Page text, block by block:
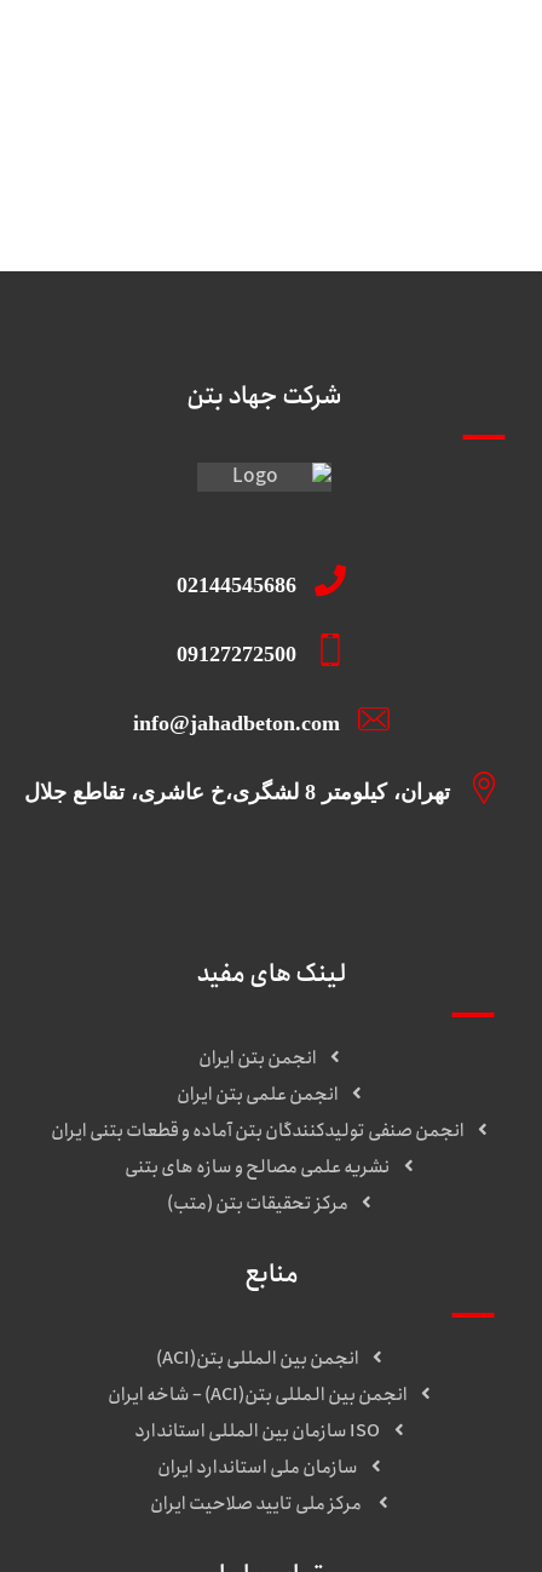
شرکت جهاد بتن
02144545686
09127272500
info@jahadbeton.com
تهران، کیلومتر 8 لشگری،خ عاشری، تقاطع جلال
لینک های مفید
انجمن بتن ایران
انجمن علمی بتن ایران
انجمن صنفی تولیدکنندگان بتن آماده و قطعات بتنی ایران
نشریه علمی مصالح و سازه های بتنی
مرکز تحقیقات بتن (متب)
منابع
انجمن بین المللی بتن(ACI)
انجمن بین المللی بتن(ACI) – شاخه ایران
ISO سازمان بین المللی استاندارد
سازمان ملی استاندارد ایران
مرکز ملی تایید صلاحیت ایران